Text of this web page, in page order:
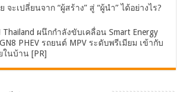
จะเปลี่ยนจาก “ผู้สร้าง” สู่ “ผู้นำ” ได้อย่างไร?
Thailand ผนึกกำลังขับเคลื่อน Smart Energy
PHEV รถยนต์ MPV ระดับพรีเมียม เข้ากับ
นบ้าน [PR]